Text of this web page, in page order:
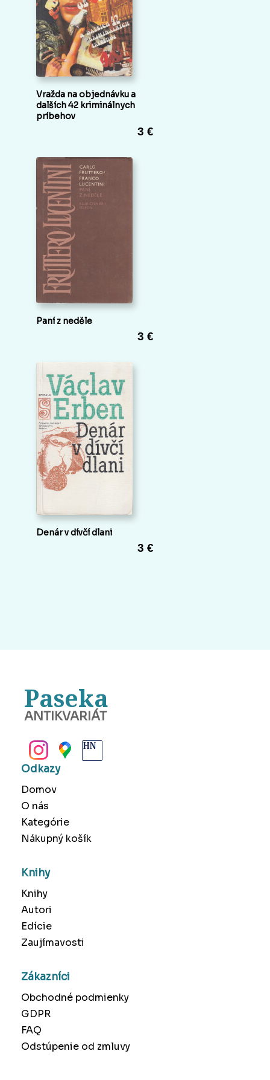
Vražda na objednávku a
dalších 42 kriminálnych
príbehov
3 €
Paní z neděle
3 €
Denár v dívčí dlani
3 €
Paseka
ANTIKVARIÁT
Odkazy
Domov
O nás
Kategórie
Nákupný košík
Knihy
Knihy
Autori
Edície
Zaujímavosti
Zákazníci
Obchodné podmienky
GDPR
FAQ
Odstúpenie od zmluvy